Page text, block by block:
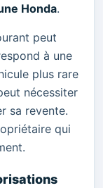
Honda.
peut
à une
plus rare
nécessiter
sa revente.
qui